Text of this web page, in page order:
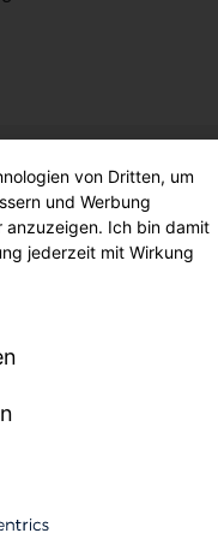
auf
von Dritten, um
und Werbung
Ich bin damit
jederzeit mit Wirkung